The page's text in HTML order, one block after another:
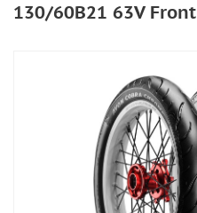
130/60B21 63V Front